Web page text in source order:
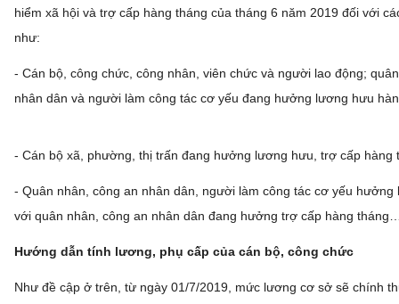
hiểm xã hội và trợ cấp hàng tháng của tháng 6 năm 2019 đối với
như:
- Cán bộ, công chức, công nhân, viên chức và người lao động;
nhân dân và người làm công tác cơ yếu đang hưởng lương hưu
- Cán bộ xã, phường, thị trấn đang hưởng lương hưu, trợ cấp hàng
- Quân nhân, công an nhân dân, người làm công tác cơ yếu hưởng
với quân nhân, công an nhân dân đang hưởng trợ cấp hàng
Hướng dẫn tính lương, phụ cấp của cán bộ, công chức
Như đề cập ở trên, từ ngày 01/7/2019, mức lương cơ sở sẽ chính